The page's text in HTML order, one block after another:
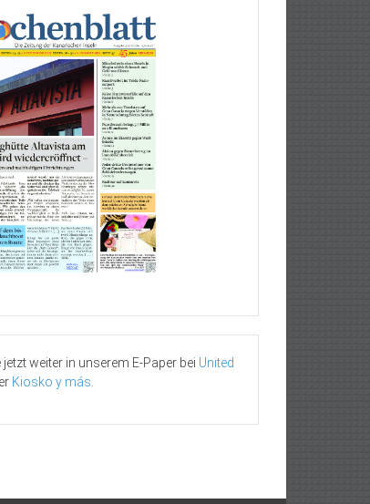
jetzt weiter in unserem E-Paper bei United
Kiosko y más